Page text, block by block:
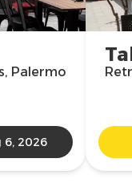
Palermo
6, 2026